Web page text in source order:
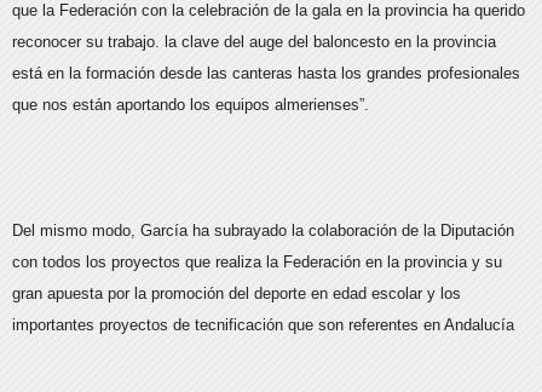
que la Federación con la celebración de la gala en la provincia ha querido
reconocer su trabajo. la clave del auge del baloncesto en la provincia
está en la formación desde las canteras hasta los grandes profesionales
que nos están aportando los equipos almerienses”.
Del mismo modo, García ha subrayado la colaboración de la Diputación
con todos los proyectos que realiza la Federación en la provincia y su
gran apuesta por la promoción del deporte en edad escolar y los
importantes proyectos de tecnificación que son referentes en Andalucía